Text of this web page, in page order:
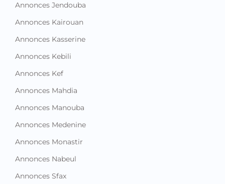
Annonces Jendouba
Annonces Kairouan
Annonces Kasserine
Annonces Kebili
Annonces Kef
Annonces Mahdia
Annonces Manouba
Annonces Medenine
Annonces Monastir
Annonces Nabeul
Annonces Sfax